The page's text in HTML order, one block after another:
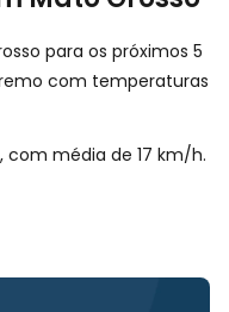
para os próximos 5
com temperaturas
com média de 17 km/h.